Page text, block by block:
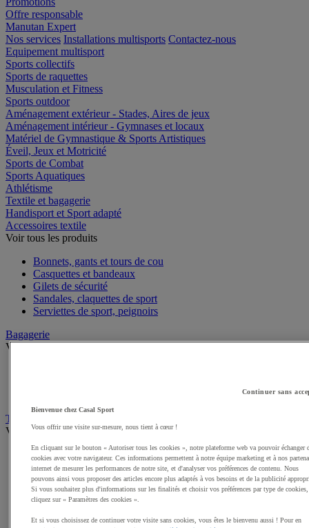
Offre responsable
Manutan Expert
Nos services Installations multisports Contactez-nous
Equipement multisport
Sports collectifs
Sports de raquettes
Musculation et Fitness
Sports outdoor
Aménagement extérieur - Stades, Aires de jeux
Aménagement intérieur - Gymnases et locaux
Matériel de Gymnastique & Sports Artistiques
Éveil, Jeux et Motricité
Sports de Combat
Sports Aquatiques
Athlétisme
Textile et bagagerie
Handisport et Sport adapté
Accessoires textile
Voir tous les produits
Bonnets, gants et tours de cou
Casquettes et bandeaux
Gilets de sécurité
Sandales, claquettes de sport
Serviettes de sport, peignoirs
Bagagerie
Voir tous les produits
Textile Multisport
Voir tous les produits
Shorts de sport
Sous-vêtements sport
Premieres couches, sous-maillots
Débardeurs de sport
Survêtements
Maillots de sport
Continuer sans
Bienvenue chez Casal Sport
Vous offrir une visite sur-mesure, nous tient à cœur !
En cliquant sur le bouton « Autoriser tous les cookies », notre plateforme web va pouvoir échanger
cookies avec votre navigateur. Ces informations permettent à notre équipe marketing et à nos
internet de mesurer les performances de notre site, et d'analyser vos préférences de contenu. Nous
pouvons ainsi vous proposer des articles encore plus adaptés à vos besoins et de la publicité
Si vous souhaitez plus d'informations sur les finalités et choisir vos préférences par type de cookies,
cliquez sur « Paramètres des cookies ».
Et si vous choisissez de continuer votre visite sans cookies, vous êtes le bienvenu aussi ! Pour en